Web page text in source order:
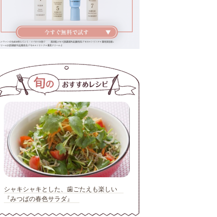
シャキシャキとした、歯ごたえも楽しい
『みつばの春色サラダ』